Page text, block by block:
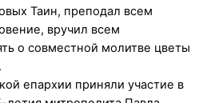
Таин, преподал всем
вручил всем
о совместной молитве цветы